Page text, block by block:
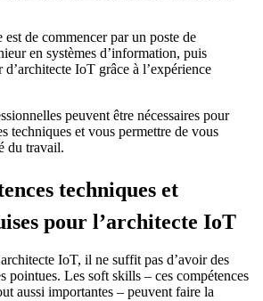
de commencer par un poste de
en systèmes d’information, puis
IoT grâce à l’expérience
peuvent être nécessaires pour
techniques et vous permettre de vous
du travail.
techniques et
pour l’architecte IoT
IoT, il ne suffit pas d’avoir des
pointues. Les soft skills – ces compétences
aussi importantes – peuvent faire la